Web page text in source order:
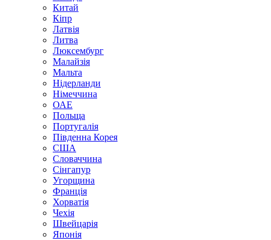
Китай
Кіпр
Латвія
Литва
Люксембург
Малайзія
Мальта
Нідерланди
Німеччина
ОАЕ
Польща
Португалія
Південна Корея
США
Словаччина
Сінгапур
Угорщина
Франція
Хорватія
Чехія
Швейцарія
Японія